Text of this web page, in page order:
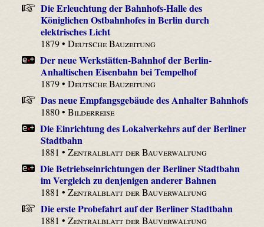
Die Erleuchtung der Bahnhofs-Halle des
Königlichen Ostbahnhofes in Berlin durch
elektrisches Licht
1879 •Deutsche Bauzeitung
Der neue Werkstätten-Bahnhof der Berlin-
Anhaltischen Eisenbahn bei Tempelhof
1879 •Deutsche Bauzeitung
Das neue Empfangsgebäude des Anhalter Bahnhofs
1880 •Bilderreise
Die Einrichtung des Lokalverkehrs auf der Berliner
Stadtbahn
1881 •Zentralblatt der Bauverwaltung
Die Betriebseinrichtungen der Berliner Stadtbahn
im Vergleich zu denjenigen anderer Bahnen
1881 •Zentralblatt der Bauverwaltung
Die erste Probefahrt auf der Berliner Stadtbahn
1881 •Zentralblatt der Bauverwaltung